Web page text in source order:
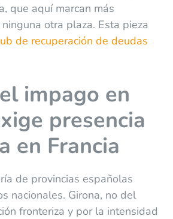
que aquí marcan más
otra plaza. Esta pieza
de recuperación de deudas
impago en
presencia
en Francia
de provincias españolas
nacionales. Girona, no del
fronteriza y por la intensidad